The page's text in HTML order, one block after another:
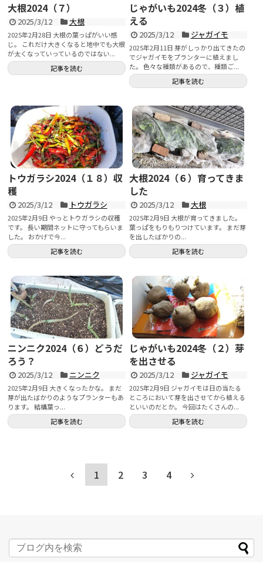
大根2024（７）
2025/3/12 大根
2025年2月28日 大根の葉っぱがいい感
じ。 これだけ大きくなると地中でも大根
が太くなっていっているのではない...
記事を読む
じゃがいも2024冬（３）植
える
2025/3/12 ジャガイモ
2025年2月11日 芽がしっかり出てきたの
でジャガイモをプランターに植えまし
た。 色々な種類があるので、種類ご...
記事を読む
トウガラシ2024（１８）収
穫
2025/3/12 トウガラシ
2025年2月9日 やっとトウガラシの収穫
です。 長い期間ネットに守ってもらいま
した。 おかげで今...
記事を読む
大根2024（６）育ってきま
した
2025/3/12 大根
2025年2月9日 大根が育ってきました。
葉っぱをもりもりつけています。 まだ芽
を出したばかりの...
記事を読む
ニンニク2024（６）どうだ
ろう？
2025/3/12 ニンニク
2025年2月9日 大きくなったかな。 まだ
芽が出たばかりのようなプランターもあ
ります。 結構葉っ...
記事を読む
じゃがいも2024冬（２）芽
を出させる
2025/3/12 ジャガイモ
2025年2月9日 ジャガイモは日の当たる
ところにおいて芽を出させてから植える
といいのだとか。 今回はたくさんの...
記事を読む
1 2 3 4